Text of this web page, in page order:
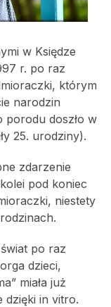
w Księdze
r. po raz
którym
narodzin
porodu doszło w
25. urodziny).
zdarzenie
pod koniec
niestety
po raz
dzieci,
miała już
dzięki in vitro.